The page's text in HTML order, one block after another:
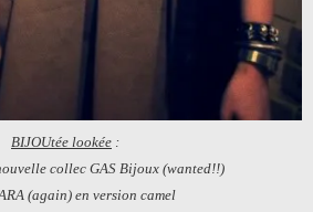
BIJOUtée lookée :
collec GAS Bijoux (wanted!!)
(again) en version camel